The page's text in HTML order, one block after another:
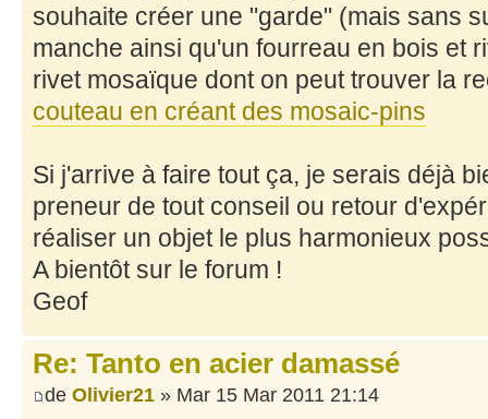
souhaite créer une "garde" (mais sans
manche ainsi qu'un fourreau en bois et
rivet mosaïque dont on peut trouver la
couteau en créant des mosaic-pins
Si j'arrive à faire tout ça, je serais déjà
preneur de tout conseil ou retour
réaliser un objet le plus harmonieux
A bientôt sur le forum !
Geof
Re: Tanto en acier damassé
de Olivier21 » Mar 15 Mar 2011 21:14